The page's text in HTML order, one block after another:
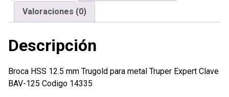
Truper
Expert
Valoraciones (0)
Descripción
Broca HSS 12.5 mm Trugold para metal Truper Expert Clave
BAV-125 Codigo 14335